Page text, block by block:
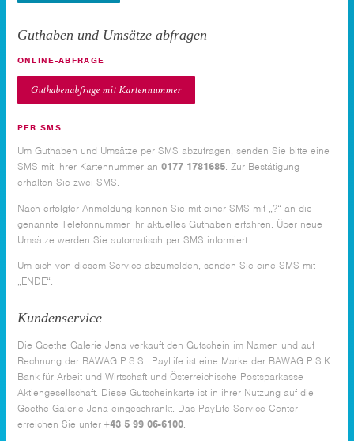
Guthaben und Umsätze abfragen
ONLINE-ABFRAGE
Guthabenabfrage mit Kartennummer
PER SMS
Um Guthaben und Umsätze per SMS abzufragen, senden Sie bitte eine
SMS mit Ihrer Kartennummer an 0177 1781685. Zur Bestätigung
erhalten Sie zwei SMS.
Nach erfolgter Anmeldung können Sie mit einer SMS mit „?“ an die
genannte Telefonnummer Ihr aktuelles Guthaben erfahren. Über neue
Umsätze werden Sie automatisch per SMS informiert.
Um sich von diesem Service abzumelden, senden Sie eine SMS mit
„ENDE“.
Kundenservice
Die Goethe Galerie Jena verkauft den Gutschein im Namen und auf
Rechnung der BAWAG P.S.S.. PayLife ist eine Marke der BAWAG P.S.K.
Bank für Arbeit und Wirtschaft und Österreichische Postsparkasse
Aktiengesellschaft. Diese Gutscheinkarte ist in ihrer Nutzung auf die
Goethe Galerie Jena eingeschränkt. Das PayLife Service Center
erreichen Sie unter +43 5 99 06-6100.